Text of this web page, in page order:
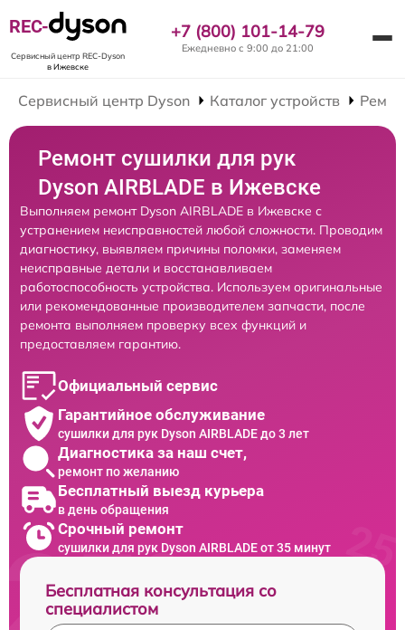
REC-
Сервисный центр REC-Dyson
в Ижевске
+7 (800) 101-14-79
Ежедневно с 9:00 до 21:00
Сервисный центр Dyson Каталог устройств
Ремонт сушилки для рук
Dyson AIRBLADE в Ижевске
Выполняем ремонт Dyson AIRBLADE в Ижевске с
устранением неисправностей любой сложности. Проводим
диагностику, выявляем причины поломки, заменяем
неисправные детали и восстанавливаем
работоспособность устройства. Используем оригинальные
или рекомендованные производителем запчасти, после
ремонта выполняем проверку всех функций и
предоставляем гарантию.
Официальный сервис
Гарантийное обслуживание
сушилки для рук Dyson AIRBLADE до 3 лет
Диагностика за наш счет,
ремонт по желанию
Бесплатный выезд курьера
в день обращения
Срочный ремонт
сушилки для рук Dyson AIRBLADE от 35 минут
Бесплатная консультация со
специалистом